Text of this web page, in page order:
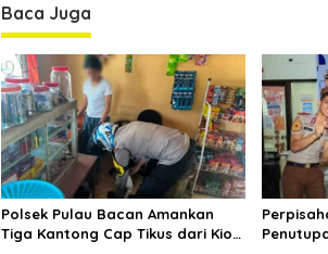
l
n
a
v
i
g
a
t
i
Baca Juga
Polsek Pulau Bacan Amankan
Tiga Kantong Cap Tikus dari Kios